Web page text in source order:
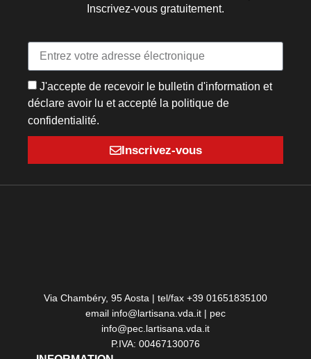
Inscrivez-vous gratuitement.
J'accepte de recevoir le bulletin d'information et
déclare avoir lu et accepté la politique de
confidentialité.
Inscrivez-vous
Via Chambéry, 95 Aosta | tel/fax +39 01651835100
email info@lartisana.vda.it | pec
info@pec.lartisana.vda.it
P.IVA: 00467130076